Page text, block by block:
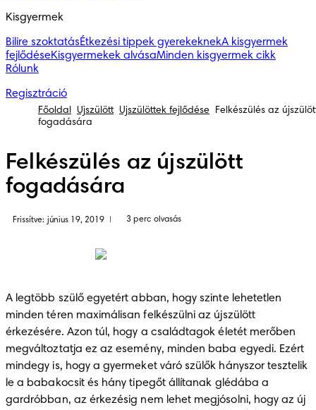
Kisgyermek
Bilire szoktatásÉtkezési tippek gyerekeknekA kisgyermek
fejlődéseKisgyermekek alvásaMinden kisgyermek cikk
Rólunk
Regisztráció
Főoldal Újszülött Újszülöttek fejlődése
Felkészülés az
fogadására
Felkészülés az újszülött
fogadására
Frissítve: június 19, 2019 3 perc olvasás
A legtöbb szülő egyetért abban, hogy szinte lehetetlen
minden téren maximálisan felkészülni az újszülött
érkezésére. Azon túl, hogy a családtagok életét merőben
megváltoztatja ez az esemény, minden baba egyedi. Ezért
mindegy is, hogy a gyermeket váró szülők hányszor tesztelik
le a babakocsit és hány tipegőt állítanak glédába a
gardróbban, az érkezésig nem lehet megjósolni, hogy az új